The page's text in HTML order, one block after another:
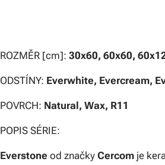
ROZMĚR [cm]:30x60, 60x60,
ODSTÍNY: Everwhite, Evercream,
POVRCH: Natural, Wax, R11
POPIS SÉRIE:
Everstone od značkyCercom je